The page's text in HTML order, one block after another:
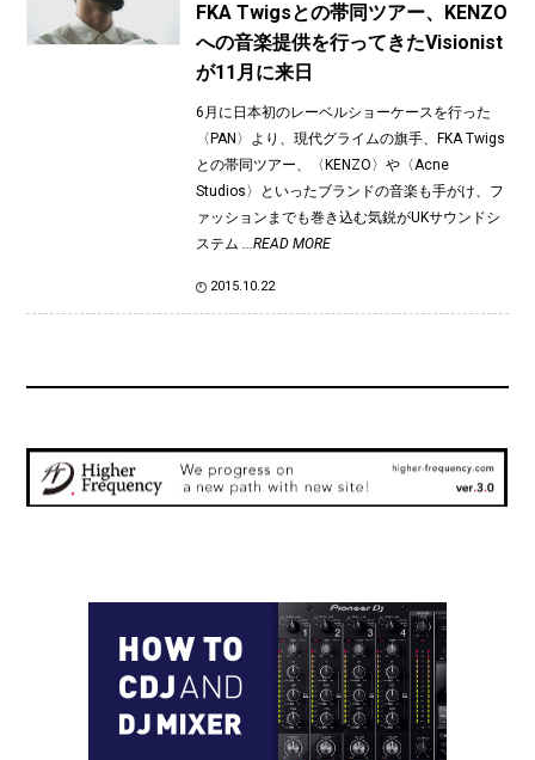
FKA Twigsとの帯同ツアー、KENZO
への音楽提供を行ってきたVisionist
が11月に来日
6月に日本初のレーベルショーケースを行った
〈PAN〉より、現代グライムの旗手、FKA Twigs
との帯同ツアー、〈KENZO〉や〈Acne
Studios〉といったブランドの音楽も手がけ、フ
ァッションまでも巻き込む気鋭がUKサウンドシ
ステム ...READ MORE
2015.10.22